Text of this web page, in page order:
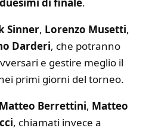
Sinner, Lorenzo Musetti,
Darderi, che potranno
e gestire meglio il
primi giorni del torneo.
Matteo Berrettini, Matteo
, chiamati invece a